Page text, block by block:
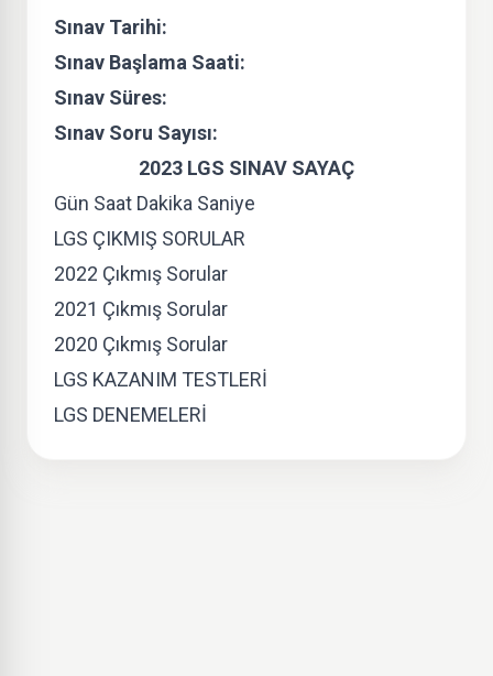
Sınav Tarihi:
Sınav Başlama Saati:
Sınav Süres:
Sınav Soru Sayısı:
2023 LGS SINAV SAYAÇ
Gün Saat Dakika Saniye
LGS ÇIKMIŞ SORULAR
2022 Çıkmış Sorular
2021 Çıkmış Sorular
2020 Çıkmış Sorular
LGS KAZANIM TESTLERİ
LGS DENEMELERİ